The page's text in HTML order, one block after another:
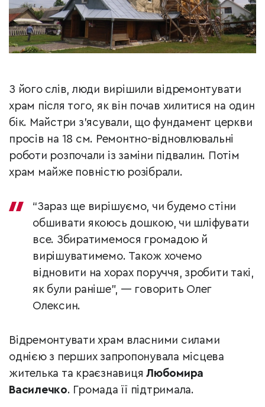
З його слів, люди вирішили відремонтувати
храм після того, як він почав хилитися на один
бік. Майстри з’ясували, що фундамент церкви
просів на 18 см. Ремонтно-відновлювальні
роботи розпочали із заміни підвалин. Потім
храм майже повністю розібрали.
“Зараз ще вирішуємо, чи будемо стіни
обшивати якоюсь дошкою, чи шліфувати
все. Збиратимемося громадою й
вирішуватимемо. Також хочемо
відновити на хорах поруччя, зробити такі,
як були раніше”, — говорить Олег
Олексин.
Відремонтувати храм власними силами
однією з перших запропонувала місцева
жителька та краєзнавиця Любомира
Василечко. Громада її підтримала.